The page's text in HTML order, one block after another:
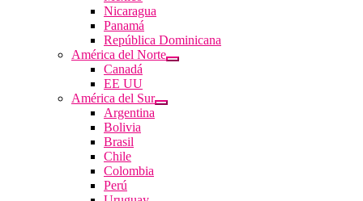
Nicaragua
Panamá
República Dominicana
América del Norte
Canadá
EE UU
América del Sur
Argentina
Bolivia
Brasil
Chile
Colombia
Perú